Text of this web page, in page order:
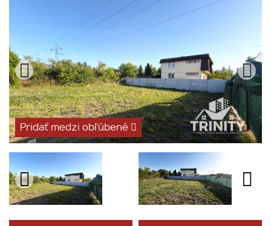
Pridať medzi obľúbené